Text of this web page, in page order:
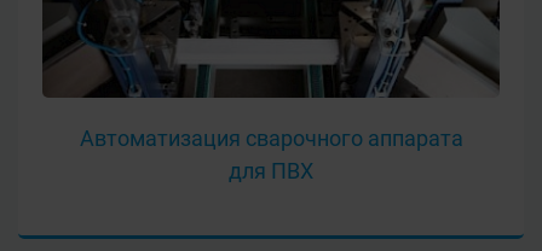
Автоматизация сварочного аппарата
для ПВХ